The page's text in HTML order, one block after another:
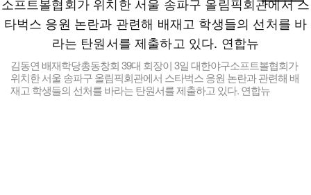
김동연 배재학당총동창회 39대 회장이 3일 대한야구소프트볼협회가
위치한 서울 송파구 올림픽회관에서 스타벅스 응원 논란과 관련해 배
재고 학생들의 선처를 바라는 탄원서를 제출하고 있다. 연합뉴